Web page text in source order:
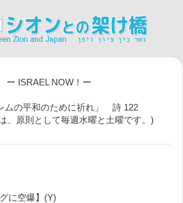
ー ISRAEL NOW！ー
ムの平和のために祈れ」 詩 122
、原則として毎週水曜と土曜です。)
に空爆】(Y)